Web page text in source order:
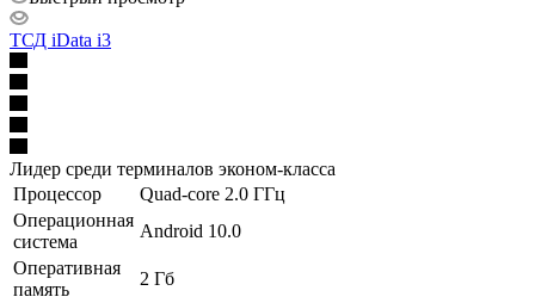
ТСД iData i3
Лидер среди терминалов эконом-класса
Процессор
Quad-core 2.0 ГГц
Операционная
система
Android 10.0
Оперативная
память
2 Гб